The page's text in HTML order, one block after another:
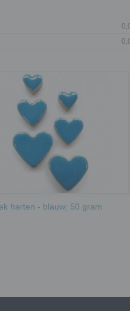
harten - blauw; 50 gram